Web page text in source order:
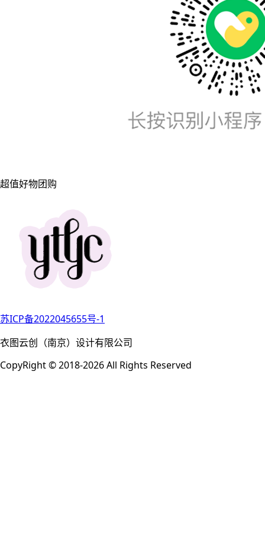
超值好物团购
苏ICP备2022045655号-1
衣图云创（南京）设计有限公司
CopyRight © 2018-2026 All Rights Reserved